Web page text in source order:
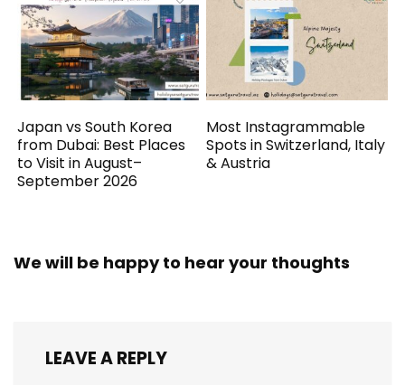
Japan vs South Korea
from Dubai: Best Places
to Visit in August–
September 2026
Most Instagrammable
Spots in Switzerland, Italy
& Austria
We will be happy to hear your thoughts
LEAVE A REPLY